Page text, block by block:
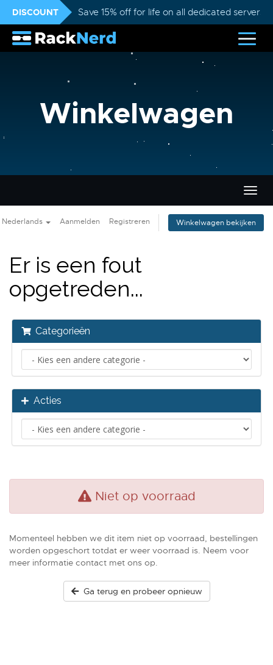
DISCOUNT Save 15% off for life on all dedicated servers
Winkelwagen
in-/
Nederlands Aanmelden Registreren Winkelwagen bekijken
Er is een fout
opgetreden...
Categorieën
Acties
Niet op voorraad
Momenteel hebben we dit item niet op voorraad, bestellingen
worden opgeschort totdat er weer voorraad is. Neem voor
meer informatie contact met ons op.
Ga terug en probeer opnieuw